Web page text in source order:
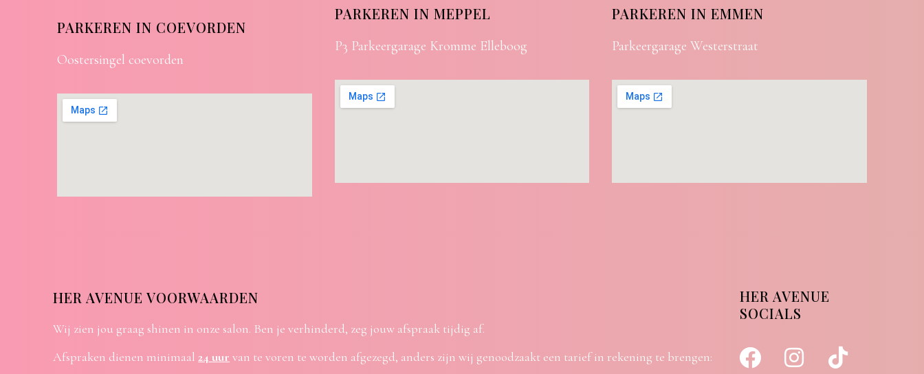
PARKEREN IN COEVORDEN
Oostersingel coevorden
PARKEREN IN MEPPEL
P3 Parkeergarage Kromme Elleboog
PARKEREN IN EMMEN
Parkeergarage Westerstraat
HER AVENUE VOORWAARDEN
Wij zien jou graag shinen in onze salon. Ben je verhinderd, zeg jouw afspraak tijdig af.
Afspraken dienen minimaal24 uur van te voren te worden afgezegd, anders zijn wij genoodzaakt een tarief in rekening te brengen:
HER AVENUE
SOCIALS